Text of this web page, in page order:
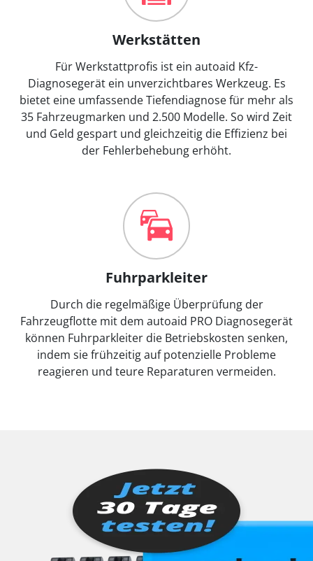
Werkstätten
Für Werkstattprofis ist ein autoaid Kfz-
Diagnosegerät ein unverzichtbares Werkzeug. Es
bietet eine umfassende Tiefendiagnose für mehr als
35 Fahrzeugmarken und 2.500 Modelle. So wird Zeit
und Geld gespart und gleichzeitig die Effizienz bei
der Fehlerbehebung erhöht.
Fuhrparkleiter
Durch die regelmäßige Überprüfung der
Fahrzeugflotte mit dem autoaid PRO Diagnosegerät
können Fuhrparkleiter die Betriebskosten senken,
indem sie frühzeitig auf potenzielle Probleme
reagieren und teure Reparaturen vermeiden.